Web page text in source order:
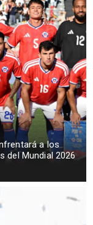
a los
del Mundial 2026